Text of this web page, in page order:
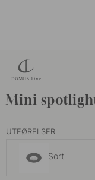
Mini
UTFØRELSER
Sort